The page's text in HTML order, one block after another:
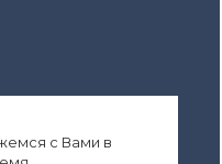
с Вами в